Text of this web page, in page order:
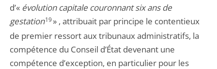
d’« évolution capitale couronnant six ans de
gestation19» , attribuait par principe le contentieux
de premier ressort aux tribunaux administratifs, la
compétence du Conseil d’État devenant une
compétence d’exception, en particulier pour les